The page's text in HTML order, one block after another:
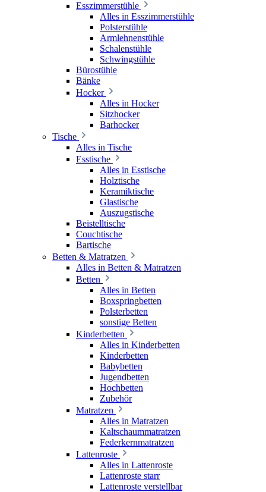
Esszimmerstühle
Alles in Esszimmerstühle
Polsterstühle
Armlehnenstühle
Schalenstühle
Schwingstühle
Bürostühle
Bänke
Hocker
Alles in Hocker
Sitzhocker
Barhocker
Tische
Alles in Tische
Esstische
Alles in Esstische
Holztische
Keramiktische
Glastische
Auszugstische
Beistelltische
Couchtische
Bartische
Betten & Matratzen
Alles in Betten & Matratzen
Betten
Alles in Betten
Boxspringbetten
Polsterbetten
sonstige Betten
Kinderbetten
Alles in Kinderbetten
Kinderbetten
Babybetten
Jugendbetten
Hochbetten
Zubehör
Matratzen
Alles in Matratzen
Kaltschaummatratzen
Federkernmatratzen
Lattenroste
Alles in Lattenroste
Lattenroste starr
Lattenroste verstellbar